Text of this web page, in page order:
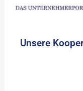
Unsere